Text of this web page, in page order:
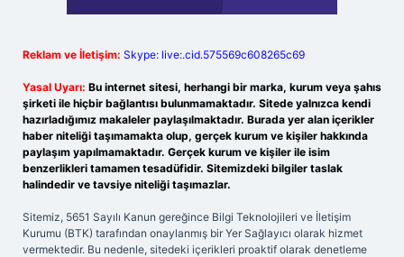
Reklam ve İletişim: Skype: live:.cid.575569c608265c69
Yasal Uyarı: Bu internet sitesi, herhangi bir marka, kurum veya şahıs
şirketi ile hiçbir bağlantısı bulunmamaktadır. Sitede yalnızca kendi
hazırladığımız makaleler paylaşılmaktadır. Burada yer alan içerikler
haber niteliği taşımamakta olup, gerçek kurum ve kişiler hakkında
paylaşım yapılmamaktadır. Gerçek kurum ve kişiler ile isim
benzerlikleri tamamen tesadüfidir. Sitemizdeki bilgiler taslak
halindedir ve tavsiye niteliği taşımazlar.
Sitemiz, 5651 Sayılı Kanun gereğince Bilgi Teknolojileri ve İletişim
Kurumu (BTK) tarafından onaylanmış bir Yer Sağlayıcı olarak hizmet
vermektedir. Bu nedenle, sitedeki içerikleri proaktif olarak denetleme